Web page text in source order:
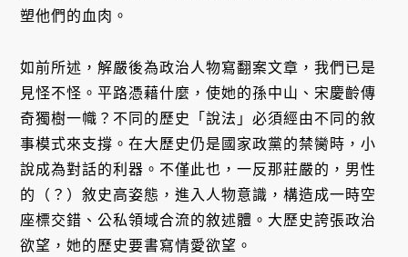
塑他們的血肉。
如前所述，解嚴後為政治人物寫翻案文章，我們已是
見怪不怪。平路憑藉什麼，使她的孫中山、宋慶齡傳
奇獨樹一幟？不同的歷史「說法」必須經由不同的敘
事模式來支撐。在大歷史仍是國家政黨的禁臠時，小
說成為對話的利器。不僅此也，一反那莊嚴的，男性
的（？）敘史高姿態，進入人物意識，構造成一時空
座標交錯、公私領域合流的敘述體。大歷史誇張政治
欲望，她的歷史要書寫情愛欲望。